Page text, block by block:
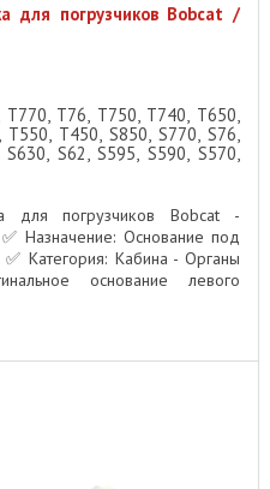
для погрузчиков Bobcat /
T770, T76, T750, T740, T650,
T450, S850, S770, S76,
S62, S595, S590, S570,
для погрузчиков Bobcat -
Назначение: Основание под
Категория: Кабина - Органы
основание левого